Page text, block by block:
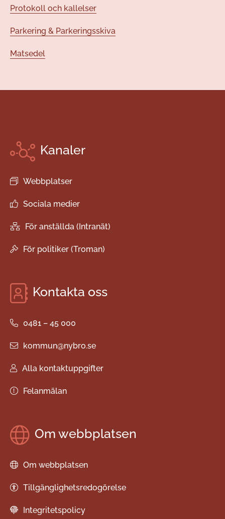
Protokoll och kallelser
Parkering & Parkeringsskiva
Matsedel
Kanaler
Webbplatser
Sociala medier
För anställda (Intranät)
För politiker (Troman)
Kontakta oss
0481 – 45 000
kommun@nybro.se
Alla kontaktuppgifter
Felanmälan
Om webbplatsen
Om webbplatsen
Tillgänglighetsredogörelse
Integritetspolicy